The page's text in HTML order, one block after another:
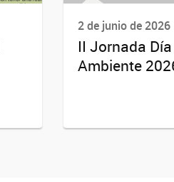
2 de junio de 2026
II Jornada
Ambiente